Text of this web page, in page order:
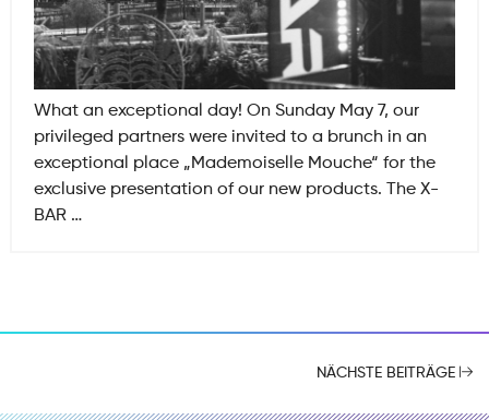
What an exceptional day! On Sunday May 7, our
privileged partners were invited to a brunch in an
exceptional place „Mademoiselle Mouche“ for the
exclusive presentation of our new products. The X-
BAR …Club
NÄCHSTE BEITRÄGE